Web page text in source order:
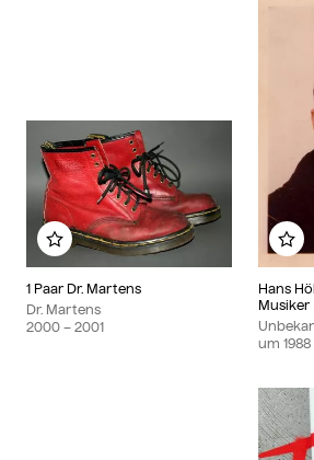
1 Paar Dr. Martens
Dr. Martens
2000 – 2001
Zu meinem Album hinzufügen
Hans
Musiker
um 1988
Zu